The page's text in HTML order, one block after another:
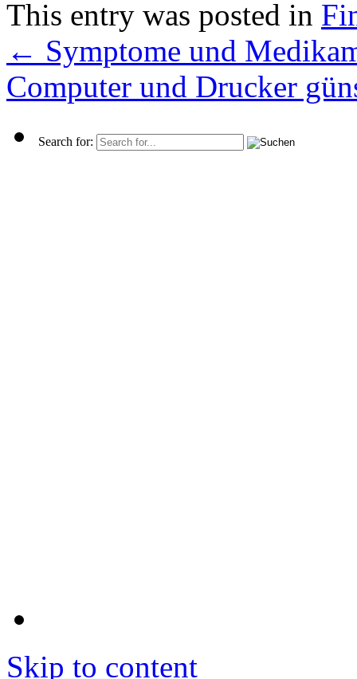
This entry was posted in
← Symptome und
Computer und Drucker
Search for:
Skip to content